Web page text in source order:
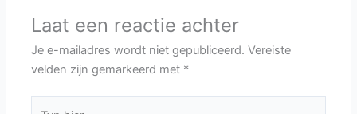
Laat een reactie achter
Je e-mailadres wordt niet gepubliceerd. Vereiste
velden zijn gemarkeerd met *